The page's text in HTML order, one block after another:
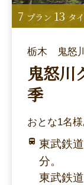
栃木 鬼怒
鬼怒川
季
おとな1名様
東武鉄
分。
東武鉄
7 プラン 13 タ